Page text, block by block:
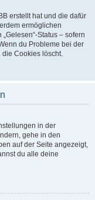
erstellt hat und die dafür
ermöglichen
Status – sofern
du Probleme bei der
Cookies löscht.
in der
gehe in den
auf der Seite angezeigt,
du alle deine